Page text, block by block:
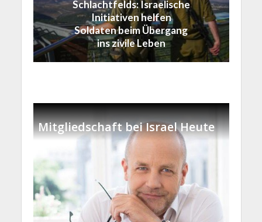
Schlachtfelds: Israelische
Initiativen helfen
Soldaten beim Übergang
ins zivile Leben
Mitgliedschaft bei Israel Heute